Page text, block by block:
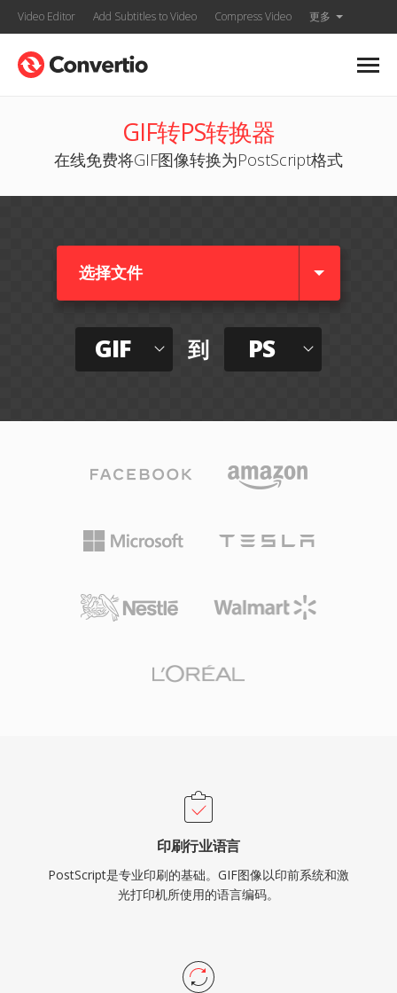
Video Editor Add Subtitles to Video Compress Video 更多
GIF转PS转换器
在线免费将GIF图像转换为PostScript格式
选择文件
GIF 到 PS
印刷行业语言
PostScript是专业印刷的基础。GIF图像以印前系统和激
光打印机所使用的语言编码。